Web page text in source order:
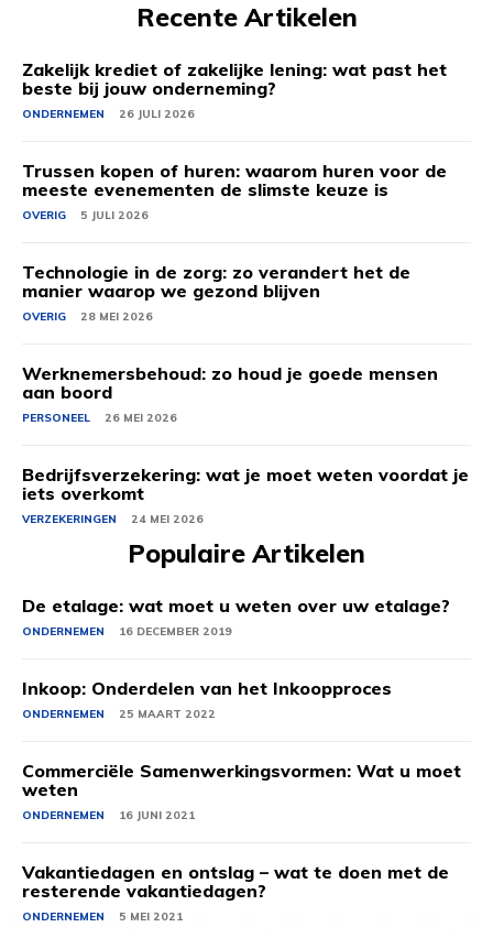
Recente Artikelen
Zakelijk krediet of zakelijke lening: wat past het
beste bij jouw onderneming?
ONDERNEMEN 26 JULI 2026
Trussen kopen of huren: waarom huren voor de
meeste evenementen de slimste keuze is
OVERIG 5 JULI 2026
Technologie in de zorg: zo verandert het de
manier waarop we gezond blijven
OVERIG 28 MEI 2026
Werknemersbehoud: zo houd je goede mensen
aan boord
PERSONEEL 26 MEI 2026
Bedrijfsverzekering: wat je moet weten voordat je
iets overkomt
VERZEKERINGEN 24 MEI 2026
Populaire Artikelen
De etalage: wat moet u weten over uw etalage?
ONDERNEMEN 16 DECEMBER 2019
Inkoop: Onderdelen van het Inkoopproces
ONDERNEMEN 25 MAART 2022
Commerciële Samenwerkingsvormen: Wat u moet
weten
ONDERNEMEN 16 JUNI 2021
Vakantiedagen en ontslag – wat te doen met de
resterende vakantiedagen?
ONDERNEMEN 5 MEI 2021